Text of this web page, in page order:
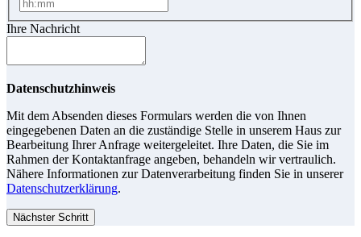
Ihre Nachricht
Datenschutzhinweis
Mit dem Absenden dieses Formulars werden die von Ihnen
eingegebenen Daten an die zuständige Stelle in unserem Haus zur
Bearbeitung Ihrer Anfrage weitergeleitet. Ihre Daten, die Sie im
Rahmen der Kontaktanfrage angeben, behandeln wir vertraulich.
Nähere Informationen zur Datenverarbeitung finden Sie in unserer
Datenschutzerklärung.
Nächster Schritt